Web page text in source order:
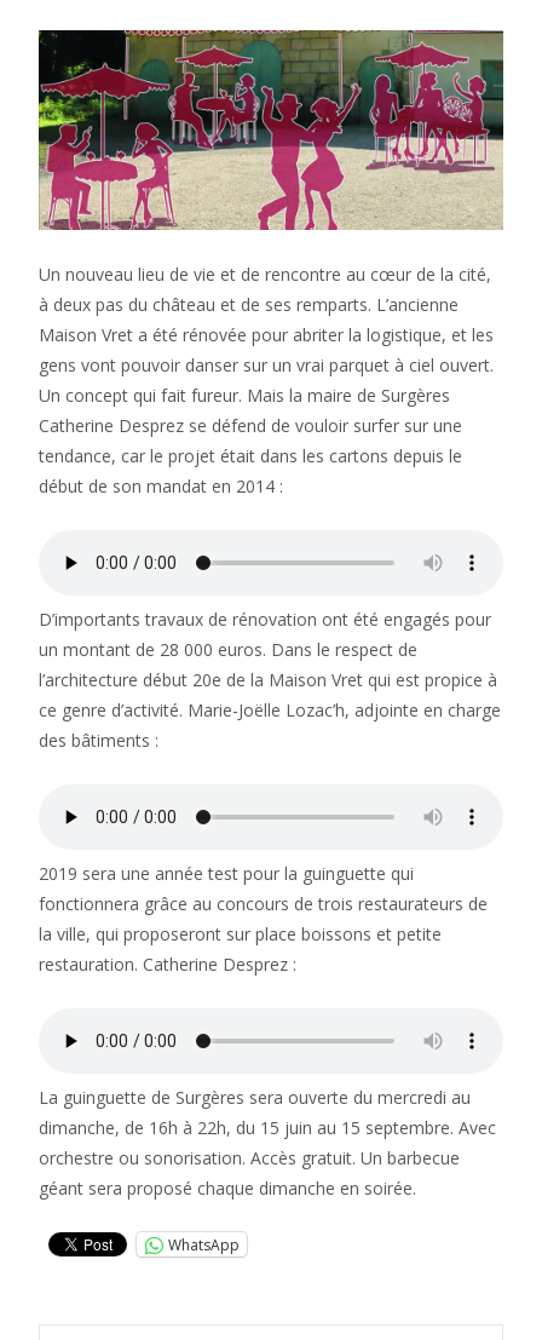
Un nouveau lieu de vie et de rencontre au cœur de la cité,
à deux pas du château et de ses remparts. L’ancienne
Maison Vret a été rénovée pour abriter la logistique, et les
gens vont pouvoir danser sur un vrai parquet à ciel ouvert.
Un concept qui fait fureur. Mais la maire de Surgères
Catherine Desprez se défend de vouloir surfer sur une
tendance, car le projet était dans les cartons depuis le
début de son mandat en 2014 :
D’importants travaux de rénovation ont été engagés pour
un montant de 28 000 euros. Dans le respect de
l’architecture début 20e de la Maison Vret qui est propice à
ce genre d’activité. Marie-Joëlle Lozac’h, adjointe en charge
des bâtiments :
2019 sera une année test pour la guinguette qui
fonctionnera grâce au concours de trois restaurateurs de
la ville, qui proposeront sur place boissons et petite
restauration. Catherine Desprez :
La guinguette de Surgères sera ouverte du mercredi au
dimanche, de 16h à 22h, du 15 juin au 15 septembre. Avec
orchestre ou sonorisation. Accès gratuit. Un barbecue
géant sera proposé chaque dimanche en soirée.
WhatsApp